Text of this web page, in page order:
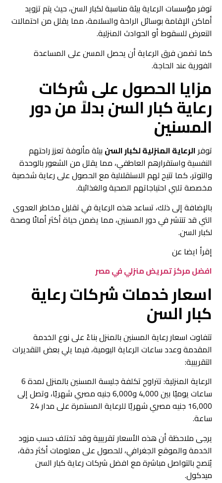
توفر مؤسسات الرعاية بيئة مناسبة لكبار السن، حيث يتم تزويد
أماكن الإقامة بوسائل الراحة والسلامة، مما يقلل من احتمالات
التعرض للسقوط أو الحوادث المنزلية.
كما تضمن فرق الرعاية أن يحصل المسن على المساعدة
الفورية عند الحاجة.
مزايا الحصول على شركات
رعاية كبار السن بدلاً من دور
المسنين
توفرالرعاية المنزلية لكبار السن بيئة مألوفة تعزز راحتهم
النفسية واستقرارهم العاطفي، مما يقلل من الشعور بالوحدة
والتوتر، كما تتيح لهم الاستقلالية مع الحصول على رعاية شخصية
مخصصة تلبي احتياجاتهم الصحية والغذائية.
بالإضافة إلى ذلك، تساعد هذه الرعاية في تقليل مخاطر العدوى
التي قد تنتشر في دور المسنين، مما يضمن حياة أكثر أمانًا وصحة
لكبار السن.
إقرأ ايضا عن
افضل مركز تمريض منزلي في مصر
اسعار خدمات شركات رعاية
كبار السن
تتفاوت اسعار رعاية المسنين بالمنزل بناءً على نوع الخدمة
المقدمة وعدد ساعات الرعاية اليومية، فيما يلي بعض التقديرات
التقريبية:
الرعاية المنزلية: تتراوح تكلفة جليسة المسنين بالمنزل لمدة 6
ساعات يوميًا بين 4,000 و6,000 جنيه مصري شهريًا، وتصل إلى
16,000 جنيه مصري شهريًا للرعاية المستمرة على مدار 24
ساعة.
يرجى ملاحظة أن هذه الأسعار تقريبية وقد تختلف حسب مزود
الخدمة والموقع الجغرافي، للحصول على معلومات أكثر دقة،
يُنصح بالتواصل مباشرة مع افضل شركات رعاية كبار السن
ميدكول.